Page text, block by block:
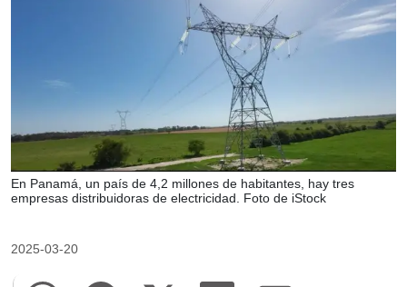
En Panamá, un país de 4,2 millones de habitantes, hay tres
empresas distribuidoras de electricidad. Foto de iStock
2025-03-20